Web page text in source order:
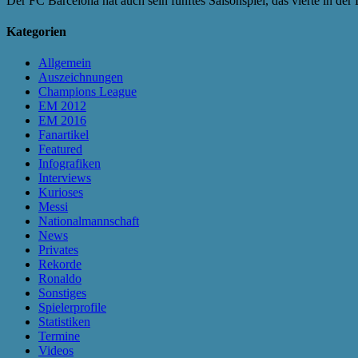
Kategorien
Allgemein
Auszeichnungen
Champions League
EM 2012
EM 2016
Fanartikel
Featured
Infografiken
Interviews
Kurioses
Messi
Nationalmannschaft
News
Privates
Rekorde
Ronaldo
Sonstiges
Spielerprofile
Statistiken
Termine
Videos